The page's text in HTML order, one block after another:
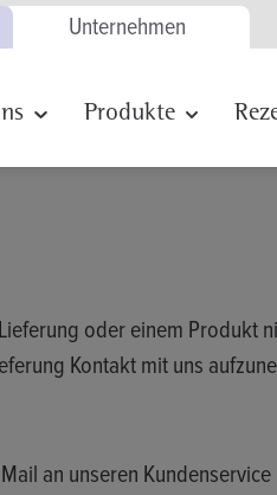
Unternehmen
Produkte
oder einem Produkt
Kontakt mit uns
an unseren